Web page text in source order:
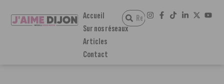
Accueil
Sur nos réseaux
Articles
Contact